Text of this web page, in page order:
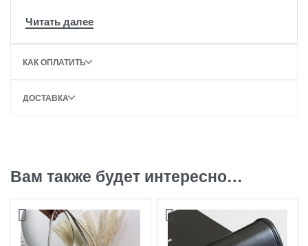
КАК ОПЛАТИТЬ
ДОСТАВКА
Вам также будет интересно…